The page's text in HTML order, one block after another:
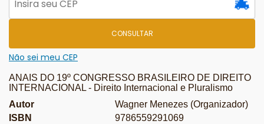
CONSULTAR
Não sei meu CEP
ANAIS DO 19º CONGRESSO BRASILEIRO DE DIREITO
INTERNACIONAL - Direito Internacional e Pluralismo
Autor
Wagner Menezes (Organizador)
ISBN
9786559291069